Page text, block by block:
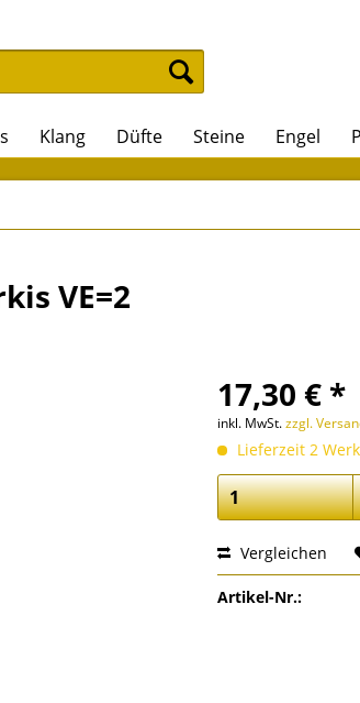
Klang Düfte Steine Engel
VE=2
17,30 € *
inkl. MwSt.zzgl.
Lieferzeit 2
Vergleichen
Artikel-Nr.: